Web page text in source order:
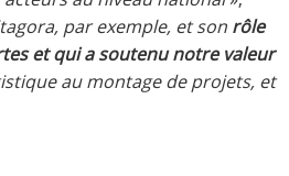
par exemple, et son rôle
et qui a soutenu notre valeur
au montage de projets, et